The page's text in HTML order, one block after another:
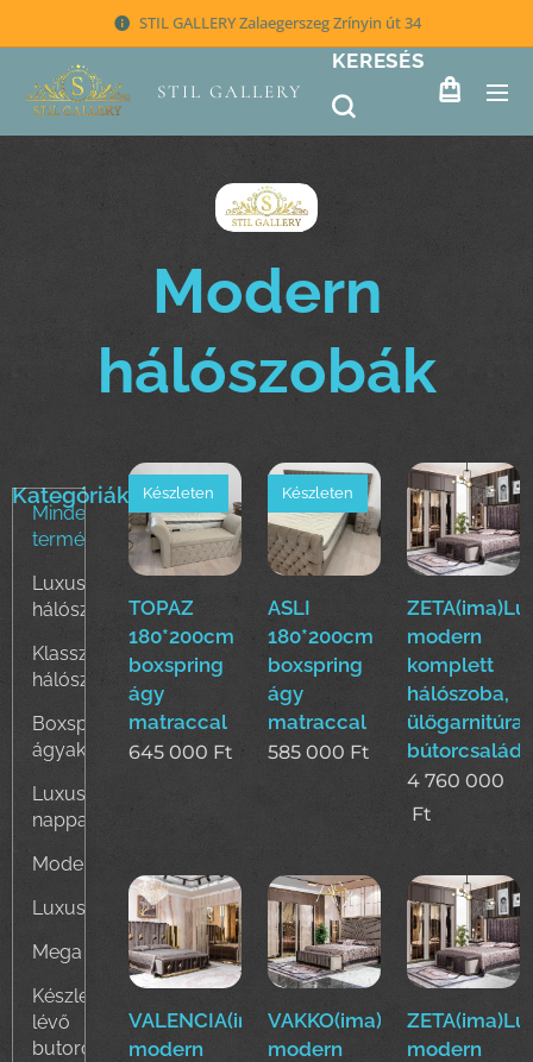
STIL GALLERY Zalaegerszeg Zrínyin út 34
STIL GALLERY
KERESÉS
Modern
hálószobák
Kategóriák
Minden
termék
Luxus
hálószobák
Klasszikus
hálószobák
Boxspring
ágyak
Luxus
nappali
Modern
Luxus
Mega
Készleten
lévő
butorok
TOPAZ
180*200cm
boxspring
ágy
matraccal
Készleten
645 000 Ft
ASLI
180*200cm
boxspring
ágy
matraccal
Készleten
585 000 Ft
modern
komplett
hálószoba,
bútorcsalád!
4 760 000
Ft
VALENCIA(ima)Luxus
modern
VAKKO(ima)Luxus
modern
modern